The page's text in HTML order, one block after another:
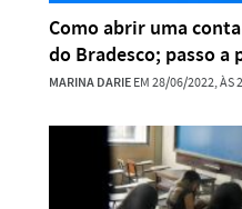
Como abrir uma
do Bradesco; passo a
MARINA DARIEEM 28/06/2022, ÀS